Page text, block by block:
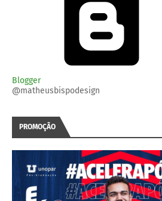
Blogger
@matheusbispodesign
PROMOÇÃO